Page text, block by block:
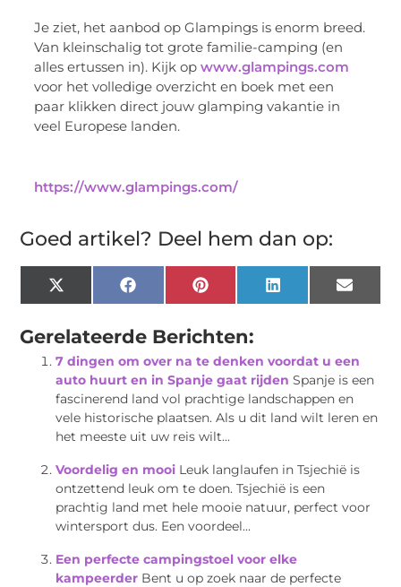
Je ziet, het aanbod op Glampings is enorm breed.
Van kleinschalig tot grote familie-camping (en
alles ertussen in). Kijk opwww.glampings.com
voor het volledige overzicht en boek met een
paar klikken direct jouw glamping vakantie in
veel Europese landen.
https://www.glampings.com/
Goed artikel? Deel hem dan op:
X
(Twitter)
FacebookPinterestLinkedInEmail
Gerelateerde Berichten:
7 dingen om over na te denken voordat u een
auto huurt en in Spanje gaat rijden Spanje is een
fascinerend land vol prachtige landschappen en
vele historische plaatsen. Als u dit land wilt leren en
het meeste uit uw reis wilt...
Voordelig en mooi Leuk langlaufen in Tsjechië is
ontzettend leuk om te doen. Tsjechië is een
prachtig land met hele mooie natuur, perfect voor
wintersport dus. Een voordeel...
Een perfecte campingstoel voor elke
kampeerder Bent u op zoek naar de perfecte